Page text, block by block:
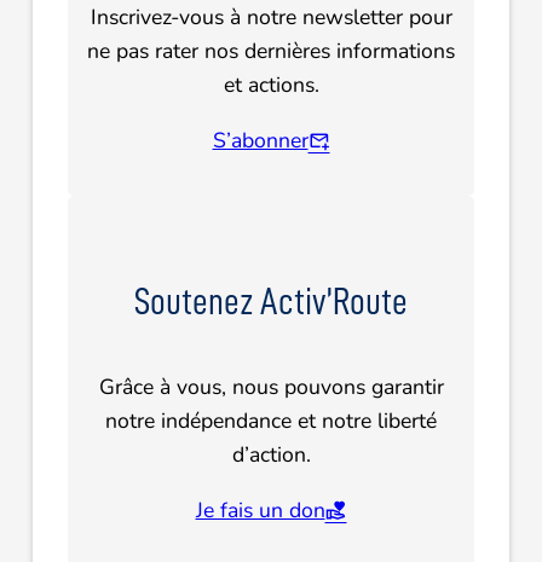
Inscrivez-vous à notre newsletter pour
ne pas rater nos dernières informations
et actions.
S’abonner
Soutenez Activ’Route
Grâce à vous, nous pouvons garantir
notre indépendance et notre liberté
d’action.
Je fais un don